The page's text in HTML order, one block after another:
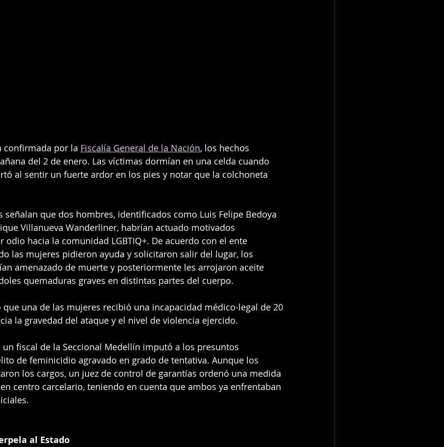
confirmada por la Fiscalía General de la Nación, los hechos
del 2 de enero. Las víctimas dormían en una celda cuando
al sentir un fuerte ardor en los pies y notar que la colchoneta
señalan que dos hombres, identificados como Luis Felipe Bedoya
Villanueva Wanderliner, habrían actuado motivados
odio hacia la comunidad LGBTIQ+. De acuerdo con el ente
las mujeres pidieron ayuda y solicitaron salir del lugar, los
amenazado de muerte y posteriormente les arrojaron aceite
quemaduras graves en distintas partes del cuerpo.
que una de las mujeres recibió una incapacidad médico-legal de 20
la gravedad del ataque y el nivel de violencia ejercido.
un fiscal de la Seccional Medellín imputó a los presuntos
de feminicidio agravado en grado de tentativa. Aunque los
los cargos, un juez de control de garantías ordenó una medida
centro carcelario, teniendo en cuenta que ambos ya enfrentaban
al Estado